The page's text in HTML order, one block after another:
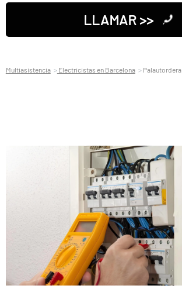
LLAMAR >>
Multiasistencia Electricistas en Barcelona Palautordera